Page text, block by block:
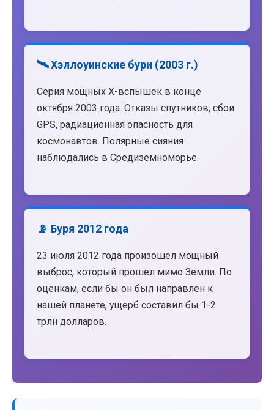
🛰️ Хэллоуинские бури (2003 г.)
Серия мощных X-вспышек в конце
октября 2003 года. Отказы спутников, сбои
GPS, радиационная опасность для
космонавтов. Полярные сияния
наблюдались в Средиземноморье.
📡 Буря 2012 года
23 июля 2012 года произошел мощный
выброс, который прошел мимо Земли. По
оценкам, если бы он был направлен к
нашей планете, ущерб составил бы 1-2
трлн долларов.